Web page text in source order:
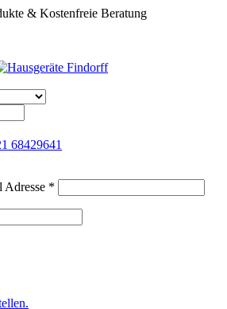
& Kostenfreie Beratung
68429641
Adresse *